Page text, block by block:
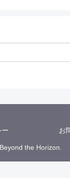
ー お
the Horizon.